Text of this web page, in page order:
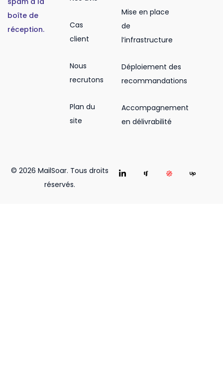
boîte de
réception.
Cas
client
Nous
recrutons
Plan du
site
Mise en place
de
l’infrastructure
Déploiement des
recommandations
Accompagnement
en délivrabilité
© 2026 MailSoar. Tous droits
réservés.